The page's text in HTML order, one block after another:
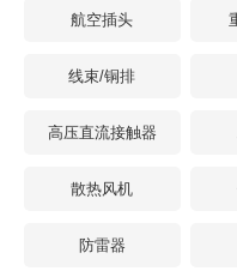
航空插头
线束/铜排
高压直流接触器
散热风机
防雷器